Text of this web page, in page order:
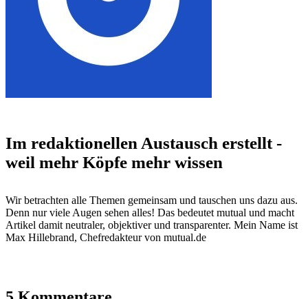
Im redaktionellen Austausch erstellt -
weil mehr Köpfe mehr wissen
Wir betrachten alle Themen gemeinsam und tauschen uns dazu aus.
Denn nur viele Augen sehen alles! Das bedeutet mutual und macht
Artikel damit neutraler, objektiver und transparenter. Mein Name ist
Max Hillebrand, Chefredakteur von mutual.de